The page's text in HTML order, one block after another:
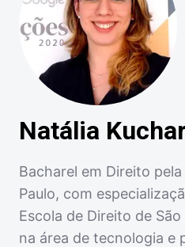
Natália
Bacharel em Direito
Paulo, com
Escola de Direito de
na área de tecnologia e